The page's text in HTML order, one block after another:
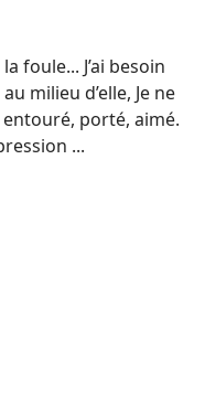
foule... J’ai besoin
milieu d’elle, Je ne
entouré, porté, aimé.
...